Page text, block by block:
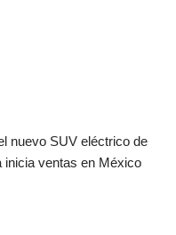
nuevo SUV eléctrico de
inicia ventas en México